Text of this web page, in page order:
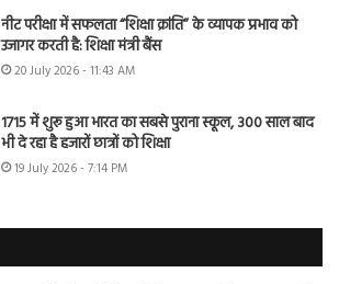
नीट परीक्षा में सफलता “शिक्षा क्रांति” के व्यापक प्रभाव को
उजागर करती है: शिक्षा मंत्री बैंस
20 July 2026 - 11:43 AM
1715 में शुरू हुआ भारत का सबसे पुराना स्कूल, 300 साल बाद
भी दे रहा है हजारों छात्रों को शिक्षा
19 July 2026 - 7:14 PM